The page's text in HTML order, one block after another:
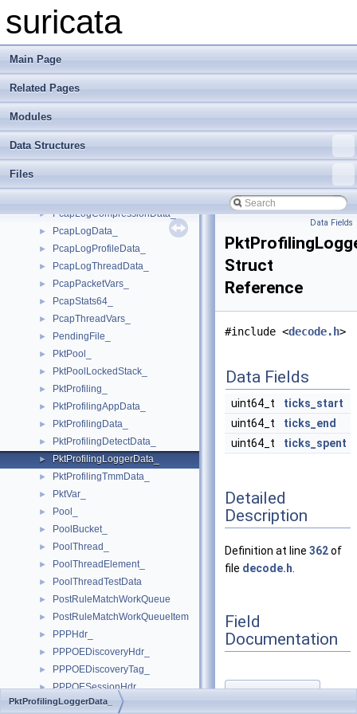
suricata
Main Page
Related Pages
Modules
Data Structures
Files
PcapCommand_
► PcapFileDirectoryVars_
► PcapFileFileVars_
► PcapFileGlobalVars_
► PcapFileSharedVars_
► PcapFileThreadVars_
► PcapLogCompressionData_
► PcapLogData_
► PcapLogProfileData_
► PcapLogThreadData_
► PcapPacketVars_
► PcapStats64_
► PcapThreadVars_
► PendingFile_
► PktPool_
► PktPoolLockedStack_
► PktProfiling_
► PktProfilingAppData_
► PktProfilingData_
► PktProfilingDetectData_
► PktProfilingLoggerData_
► PktProfilingTmmData_
► PktVar_
► Pool_
► PoolBucket_
► PoolThread_
► PoolThreadElement_
► PoolThreadTestData
► PostRuleMatchWorkQueue
► PostRuleMatchWorkQueueItem
► PPPHdr_
► PPPOEDiscoveryHdr_
► PPPOEDiscoveryTag_
► PPPOESessionHdr_
► PrefilterEngine_
Data Fields
Struct
Reference
#include <decode.h>
Data Fields
uint64_t
ticks_start
uint64_t
ticks_end
uint64_t
ticks_spent
Detailed
Description
Definition at line 362of
file decode.h
Field
Documentation
◆ticks_end
PktProfilingLoggerData_